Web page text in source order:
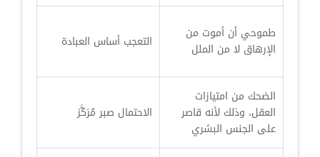
طموحي أن أموت من
الإرهاق لا من الملل
التعجب أساس العبادة
الضحك من امتيازات
العقل، وذلك لأنه قاصر
على الجنس البشري
الاحتمال صبر مُرَكَّز